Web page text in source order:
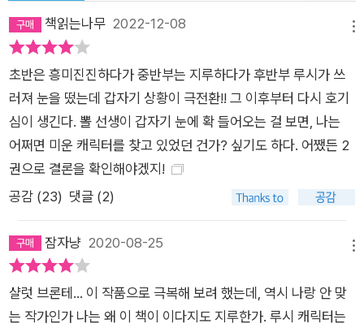
꼰스딴띤 에제(H?ger) 교수와 끌레어 에제 부인이 운영하는 기
숙학교에서 2년 동안 체류하면서 학생이자 영어 교사로 생활한
다. 이때의 체험이 『빌레뜨』에 고스란히 녹아 있다. 다분히 영국
적인 이 두 자매는 이곳에서 상상도 하지 못한 문화적 충격을 겪
는다. 당시에 브뤼셀은 극장, 궁전, 대학, 성당, 정부기구 등이 있
는 유럽 국가의 수도였고, 에제 부인의 기숙학교는 부유한 부르주
아의 딸과 귀족의 딸이 다니는 학교였다. 빌레뜨의 거리와 건물과
화려한 축제에 대한 놀라움이 담긴 묘사들은 브뤼셀에 대한 실제
인상에서 비롯되었다. 한편 이곳에서 샬럿 브론테는 에제 부인의
남편이며 선생인 에제 교수에게 연정을 느낀다. 『빌레뜨』의 독선
적이지만 진실한 뽈 선생은 에제 교수를, 위선적인 베끄 부인은
에제 부인을 모델로 한 것이다. 『빌레뜨』에 나타난 빅토리아 시대
어느 독신 여성의 내면 미국 평론가 수전 구바는 『빌레뜨』를 가리
책읽는나무 2022-12-08
초반은 흥미진진하다가 중반부는 지루하다가 후반부 루시가 쓰
러져 눈을 떴는데 갑자기 상황이 극전환!! 그 이후부터 다시 호기
심이 생긴다. 뽈 선생이 갑자기 눈에 확 들어오는 걸 보면, 나는
어쩌면 미운 캐릭터를 찾고 있었던 건가? 싶기도 하다. 어쨌든 2
권으로 결론을 확인해야겠지!
공감 (23) 댓글 (2)
잠자냥 2020-08-25
샬럿 브론테... 이 작품으로 극복해 보려 했는데, 역시 나랑 안 맞
는 작가인가 나는 왜 이 책이 이다지도 지루한가. 루시 캐릭터는